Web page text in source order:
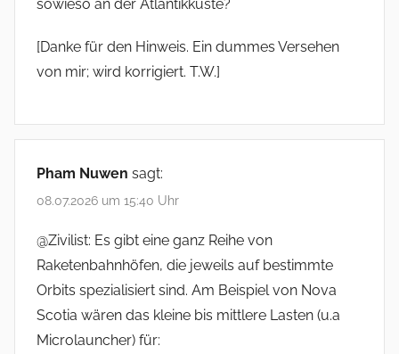
sowieso an der Atlantikküste?
[Danke für den Hinweis. Ein dummes Versehen
von mir; wird korrigiert. T.W.]
Pham Nuwen sagt:
08.07.2026 um 15:40 Uhr
@Zivilist: Es gibt eine ganz Reihe von
Raketenbahnhöfen, die jeweils auf bestimmte
Orbits spezialisiert sind. Am Beispiel von Nova
Scotia wären das kleine bis mittlere Lasten (u.a
Microlauncher) für: